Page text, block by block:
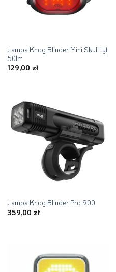
Lampa Knog Blinder Mini Skull tył
50lm
129,00 zł
Lampa Knog Blinder Pro 900
359,00 zł